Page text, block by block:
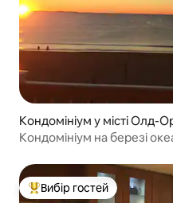
Кондомініум у місті Олд-
Кондомініум на березі
Топ вибір гостей
Вибір гостей